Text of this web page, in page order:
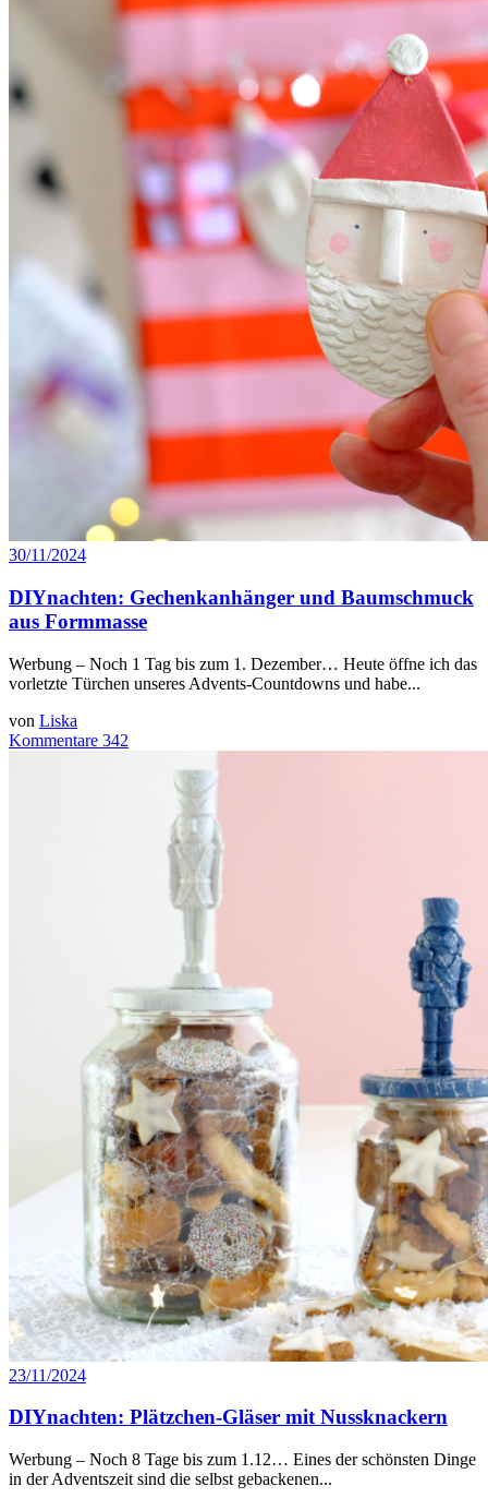
30/11/2024
DIYnachten: Gechenkanhänger und Baumschmuck
aus Formmasse
Werbung – Noch 1 Tag bis zum 1. Dezember… Heute öffne ich das
vorletzte Türchen unseres Advents-Countdowns und habe...
von Liska
Kommentare 342
23/11/2024
DIYnachten: Plätzchen-Gläser mit Nussknackern
Werbung – Noch 8 Tage bis zum 1.12… Eines der schönsten Dinge
in der Adventszeit sind die selbst gebackenen...